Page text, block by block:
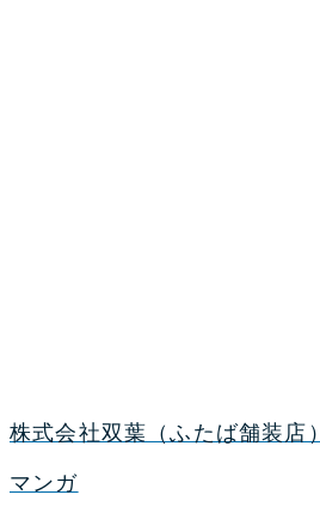
株式会社双葉（ふたば舗装店）
マンガ